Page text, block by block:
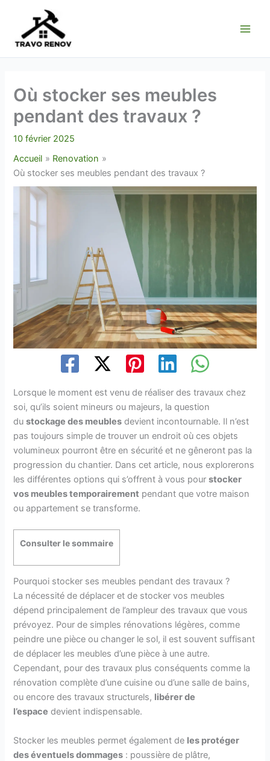
contenu
Où stocker ses meubles
pendant des travaux ?
10 février 2025
Accueil
Renovation
Où stocker ses meubles pendant des travaux ?
Lorsque le moment est venu de réaliser des travaux chez
soi, qu’ils soient mineurs ou majeurs, la question
dustockage des meubles devient incontournable. Il n’est
pas toujours simple de trouver un endroit où ces objets
volumineux pourront être en sécurité et ne gêneront pas la
progression du chantier. Dans cet article, nous explorerons
les différentes options qui s’offrent à vous pourstocker
vos meubles temporairement pendant que votre maison
ou appartement se transforme.
Consulter le sommaire
Pourquoi stocker ses meubles pendant des travaux ?
La nécessité de déplacer et de stocker vos meubles
dépend principalement de l’ampleur des travaux que vous
prévoyez. Pour de simples rénovations légères, comme
peindre une pièce ou changer le sol, il est souvent suffisant
de déplacer les meubles d’une pièce à une autre.
Cependant, pour des travaux plus conséquents comme la
rénovation complète d’une cuisine ou d’une salle de bains,
ou encore des travaux structurels, libérer de
l’espace devient indispensable.
Stocker les meubles permet également de les protéger
des éventuels dommages : poussière de plâtre,